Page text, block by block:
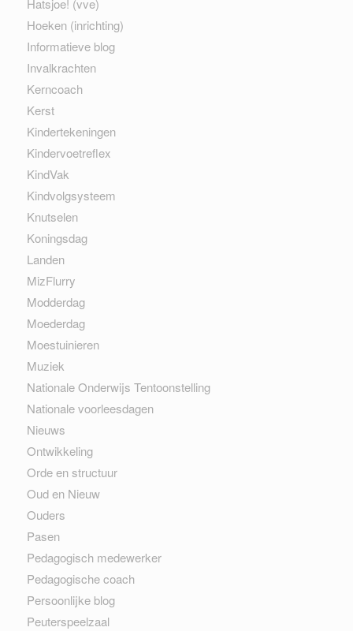
Hatsjoe! (vve)
Hoeken (inrichting)
Informatieve blog
Invalkrachten
Kerncoach
Kerst
Kindertekeningen
Kindervoetreflex
KindVak
Kindvolgsysteem
Knutselen
Koningsdag
Landen
MizFlurry
Modderdag
Moederdag
Moestuinieren
Muziek
Nationale Onderwijs Tentoonstelling
Nationale voorleesdagen
Nieuws
Ontwikkeling
Orde en structuur
Oud en Nieuw
Ouders
Pasen
Pedagogisch medewerker
Pedagogische coach
Persoonlijke blog
Peuterspeelzaal